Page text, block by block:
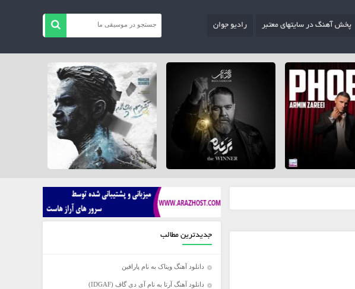
پخش آهنگ در سایتهای معتبر رادیو جوان
جدیدترین مطالب
دانلود آهنگ ویناک به نام پارافین
دانلود آهنگ آرتا به نام آی دی گاف (IDGAF)